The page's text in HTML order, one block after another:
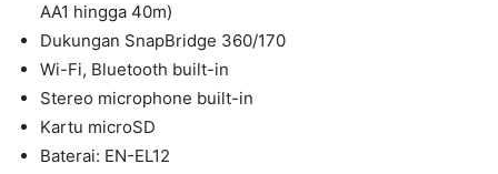
AA1 hingga 40m)
Dukungan SnapBridge 360/170
Wi-Fi, Bluetooth built-in
Stereo microphone built-in
Kartu microSD
Baterai: EN-EL12